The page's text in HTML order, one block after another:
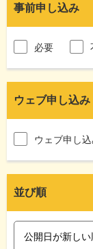
事前申し込み
必要
ウェブ申し込み
ウェブ申し込
並び順